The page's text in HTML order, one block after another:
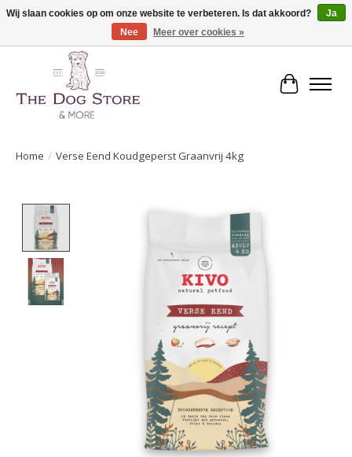
De speciaalzaak in hondenartikelen en meer!
Home / Verse Eend Koudgeperst Graanvrij 4kg
Product image slideshow Items
Wij slaan cookies op om onze website te verbeteren. Is dat akkoord?
Ja
Nee
Meer over cookies »